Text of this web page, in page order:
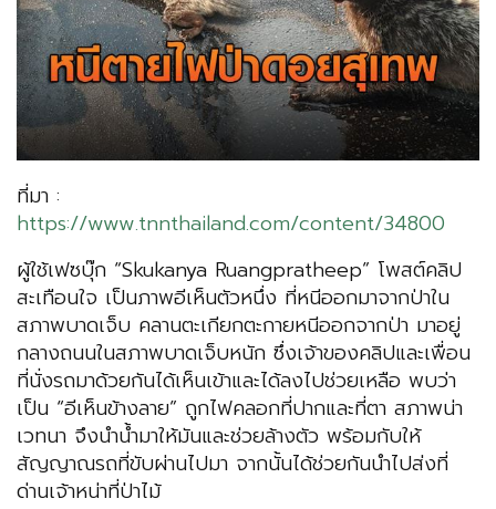
ที่มา :
https://www.tnnthailand.com/content/34800
ผู้ใช้เฟซบุ๊ก “Skukanya Ruangpratheep” โพสต์คลิป
สะเทือนใจ เป็นภาพอีเห็นตัวหนึ่ง ที่หนีออกมาจากป่าใน
สภาพบาดเจ็บ คลานตะเกียกตะกายหนีออกจากป่า มาอยู่
กลางถนนในสภาพบาดเจ็บหนัก ซึ่งเจ้าของคลิปและเพื่อน
ที่นั่งรถมาด้วยกันได้เห็นเข้าและได้ลงไปช่วยเหลือ พบว่า
เป็น “อีเห็นข้างลาย” ถูกไฟคลอกที่ปากและที่ตา สภาพน่า
เวทนา จึงนำน้ำมาให้มันและช่วยล้างตัว พร้อมกับให้
สัญญาณรถที่ขับผ่านไปมา จากนั้นได้ช่วยกันนำไปส่งที่
ด่านเจ้าหน่าที่ป่าไม้